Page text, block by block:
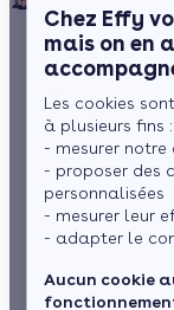
Chez Effy
mais on en
Les cookies
à plusieurs fins :
- mesurer notre
- proposer des
personnalisées
- mesurer leur
- adapter le
Aucun cookie
Notre équipe
Votre
2,5°C
c’est
en